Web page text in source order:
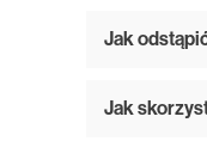
Jak
Jak